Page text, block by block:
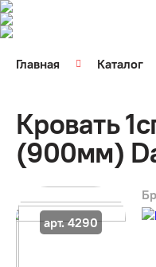
Главная Каталог
Кровать
(900мм)
арт. 4290